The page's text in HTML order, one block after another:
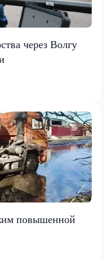
через Волгу
повышенной